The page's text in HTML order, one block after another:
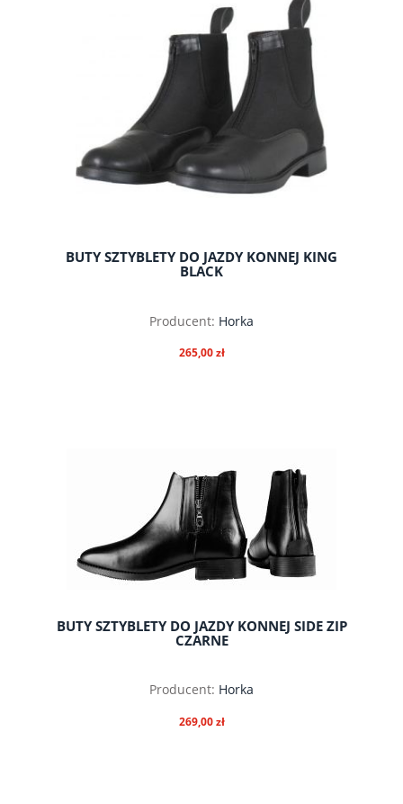
BUTY SZTYBLETY DO JAZDY KONNEJ KING
BLACK
Producent: Horka
265,00 zł
BUTY SZTYBLETY DO JAZDY KONNEJ SIDE ZIP
CZARNE
Producent: Horka
269,00 zł